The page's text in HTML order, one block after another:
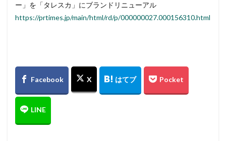
ー」を「タレスカ」にブランドリニューアル
https://prtimes.jp/main/html/rd/p/000000027.000156310.html